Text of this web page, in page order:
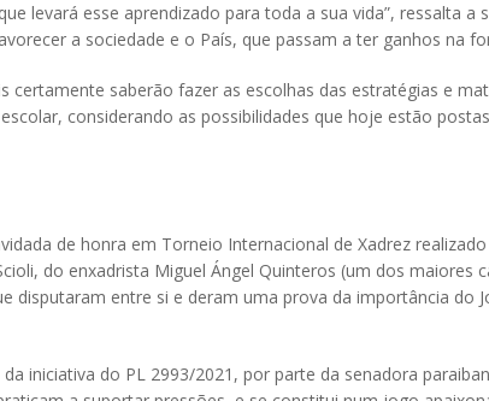
levará esse aprendizado para toda a sua vida”, ressalta
a sociedade e o País, que passam a ter ganhos na
saberão fazer as escolhas das estratégias e
considerando as possibilidades que hoje estão
de honra em Torneio Internacional de Xadrez
do enxadrista Miguel Ángel Quinteros (um dos maiores
disputaram entre si e deram uma prova da importância do
iniciativa do PL 2993/2021, por parte da senadora